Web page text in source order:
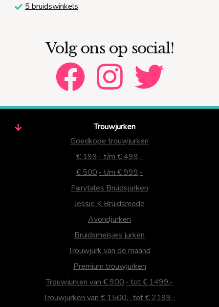
5 bruidswinkels
Volg ons op social!
Trouwjurken
Goedkope trouwjurken
€ 199,- t/m € 499,-
€ 500,- t/m € 999,-
Fairytales Bruidsjurken
Jessie K Bruidsmode
Avondjurken
Bruidsmeisjes jurken
Trouwjurk van de maand
Premium trouwjurken
Trouwjurken van € 900,- tot € 1499,-
Trouwjurken van € 1500,- tot € 2199,-